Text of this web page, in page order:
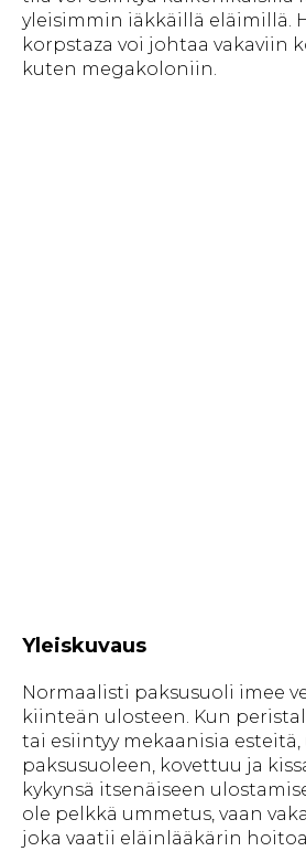
yleisimmin iäkkäillä eläimillä.
korpstaza voi johtaa vakaviin
kuten megakoloniin.
Yleiskuvaus
Normaalisti paksusuoli imee
kiinteän ulosteen. Kun
tai esiintyy mekaanisia esteitä,
paksusuoleen, kovettuu ja
kykynsä itsenäiseen
ole pelkkä ummetus, vaan
joka vaatii eläinlääkärin hoitoa.